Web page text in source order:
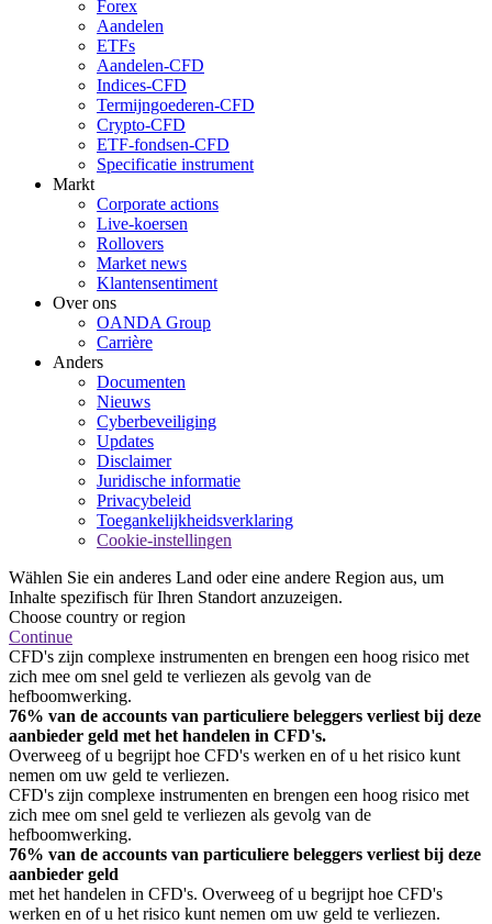
Forex
Aandelen
ETFs
Aandelen-CFD
Indices-CFD
Termijngoederen-CFD
Crypto-CFD
ETF-fondsen-CFD
Specificatie instrument
Markt
Corporate actions
Live-koersen
Rollovers
Market news
Klantensentiment
Over ons
OANDA Group
Carrière
Anders
Documenten
Nieuws
Cyberbeveiliging
Updates
Disclaimer
Juridische informatie
Privacybeleid
Toegankelijkheidsverklaring
Cookie-instellingen
Wählen Sie ein anderes Land oder eine andere Region aus, um
Inhalte spezifisch für Ihren Standort anzuzeigen.
Choose country or region
Continue
CFD's zijn complexe instrumenten en brengen een hoog risico met
zich mee om snel geld te verliezen als gevolg van de
hefboomwerking.
76% van de accounts van particuliere beleggers verliest bij deze
aanbieder geld met het handelen in CFD's.
Overweeg of u begrijpt hoe CFD's werken en of u het risico kunt
nemen om uw geld te verliezen.
CFD's zijn complexe instrumenten en brengen een hoog risico met
zich mee om snel geld te verliezen als gevolg van de
hefboomwerking.
76% van de accounts van particuliere beleggers verliest bij deze
aanbieder geld
met het handelen in CFD's. Overweeg of u begrijpt hoe CFD's
werken en of u het risico kunt nemen om uw geld te verliezen.